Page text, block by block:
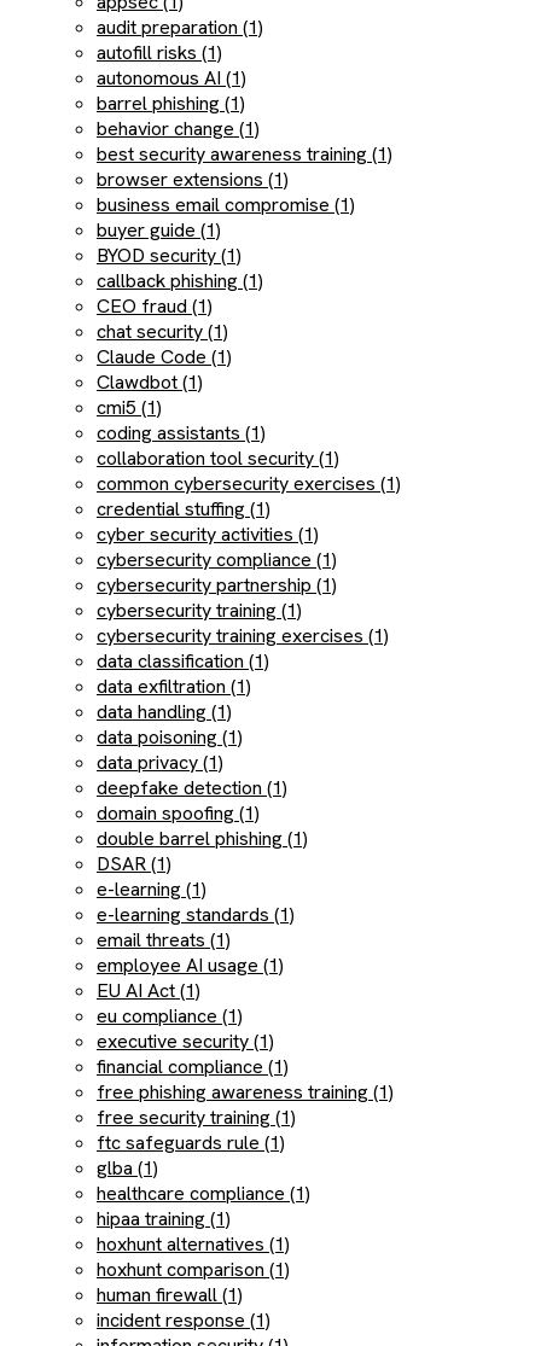
audit preparation (1)
autofill risks (1)
autonomous AI (1)
barrel phishing (1)
behavior change (1)
best security awareness training (1)
browser extensions (1)
business email compromise (1)
buyer guide (1)
BYOD security (1)
callback phishing (1)
CEO fraud (1)
chat security (1)
Claude Code (1)
Clawdbot (1)
cmi5 (1)
coding assistants (1)
collaboration tool security (1)
common cybersecurity exercises (1)
credential stuffing (1)
cyber security activities (1)
cybersecurity compliance (1)
cybersecurity partnership (1)
cybersecurity training (1)
cybersecurity training exercises (1)
data classification (1)
data exfiltration (1)
data handling (1)
data poisoning (1)
data privacy (1)
deepfake detection (1)
domain spoofing (1)
double barrel phishing (1)
DSAR (1)
e-learning (1)
e-learning standards (1)
email threats (1)
employee AI usage (1)
EU AI Act (1)
eu compliance (1)
executive security (1)
financial compliance (1)
free phishing awareness training (1)
free security training (1)
ftc safeguards rule (1)
glba (1)
healthcare compliance (1)
hipaa training (1)
hoxhunt alternatives (1)
hoxhunt comparison (1)
human firewall (1)
incident response (1)